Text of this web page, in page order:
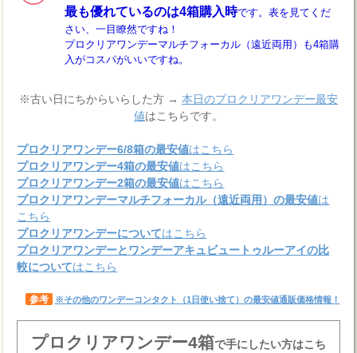
最も優れているのは4箱購入時です。表を見てくだ
さい、一目瞭然ですね！
プロクリアワンデーマルチフォーカル（遠近両用）も4箱購
入がコスパがいいですね。
※古い日にちからいらした方 → 本日のプロクリアワンデー最安
値はこちらです。
プロクリアワンデー6/8箱の最安値はこちら
プロクリアワンデー4箱の最安値はこちら
プロクリアワンデー2箱の最安値はこちら
プロクリアワンデーマルチフォーカル（遠近両用）の最安値は
こちら
プロクリアワンデーについてはこちら
プロクリアワンデーとワンデーアキュビュートゥルーアイの比
較についてはこちら
参考 ※その他のワンデーコンタクト（1日使い捨て）の最安値通販価格情報！
プロクリアワンデー4箱で手にしたい方はこち